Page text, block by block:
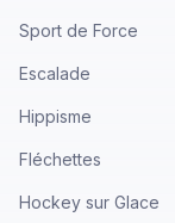
Sport de Force
Escalade
Hippisme
Fléchettes
Hockey sur Glace